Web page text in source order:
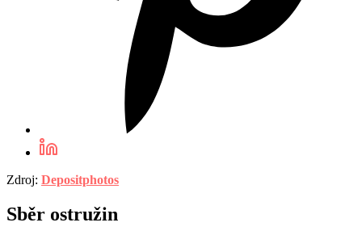
Zdroj: Depositphotos
Sběr ostružin